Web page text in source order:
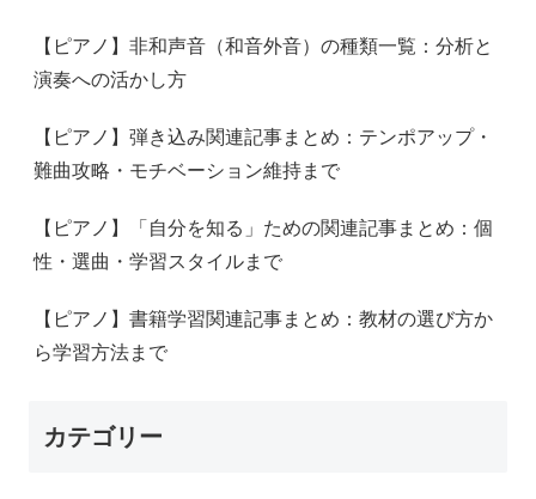
【ピアノ】非和声音（和音外音）の種類一覧：分析と
演奏への活かし方
【ピアノ】弾き込み関連記事まとめ：テンポアップ・
難曲攻略・モチベーション維持まで
【ピアノ】「自分を知る」ための関連記事まとめ：個
性・選曲・学習スタイルまで
【ピアノ】書籍学習関連記事まとめ：教材の選び方か
ら学習方法まで
カテゴリー